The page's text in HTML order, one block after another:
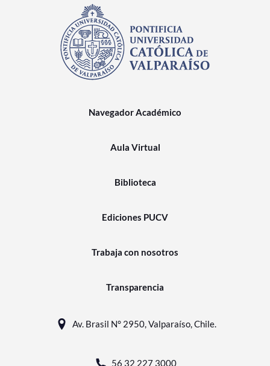
Navegador Académico
Aula Virtual
Biblioteca
Ediciones PUCV
Trabaja con nosotros
Transparencia
Av. Brasil N° 2950, Valparaíso, Chile.
56 32 227 3000